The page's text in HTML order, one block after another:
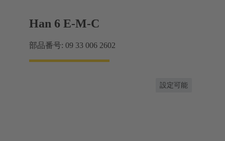
Han 6 E-M-C
部品番号: 09 33 006 2602
設定可能